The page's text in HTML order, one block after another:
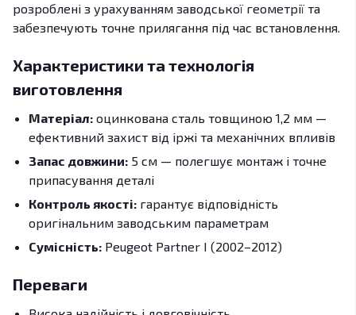
розроблені з урахуванням заводської геометрії та
забезпечують точне прилягання під час встановлення.
Характеристики та технологія
виготовлення
Матеріал: оцинкована сталь товщиною 1,2 мм —
ефективний захист від іржі та механічних впливів
Запас довжини: 5 см — полегшує монтаж і точне
припасування деталі
Контроль якості: гарантує відповідність
оригінальним заводським параметрам
Сумісність: Peugeot Partner I (2002–2012)
Переваги